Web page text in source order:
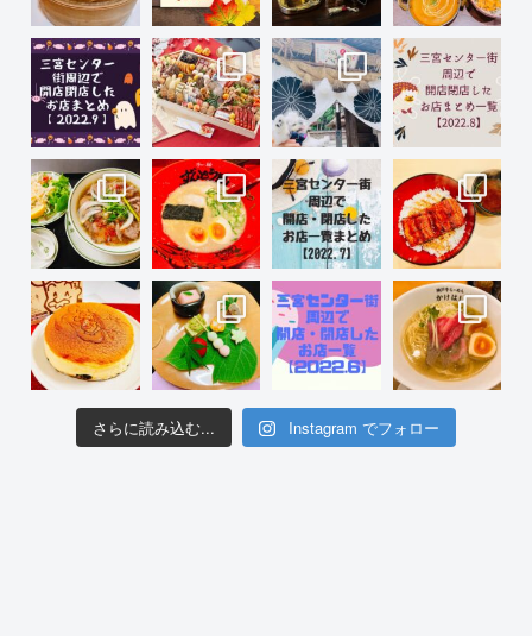
さらに読み込む... Instagram でフォロー